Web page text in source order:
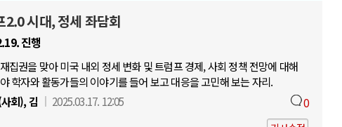
2.0 시대, 정세 좌담회
진행
집권을 맞아 미국 내외 정세 변화 및 트럼프 경제, 사회 정책 전망에 대해
학자와 활동가들의 이야기를 들어 보고 대응을 고민해 보는 자리.
회), 김
2025.03.17. 12:05 0